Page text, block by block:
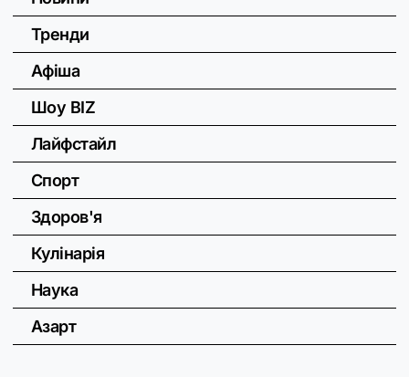
Тренди
Афіша
Шоу BIZ
Лайфстайл
Спорт
Здоров'я
Кулінарія
Наука
Азарт